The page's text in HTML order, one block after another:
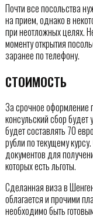
Почти все посольства
на прием, однако в
при неотложных целях.
моменту открытия
заранее по телефону.
СТОИМОСТЬ
За срочное оформление
консульский сбор будет
будет составлять 70
рубли по текущему
документов для
которых есть льготы.
Сделанная виза в
облагается и прочими
необходимо быть